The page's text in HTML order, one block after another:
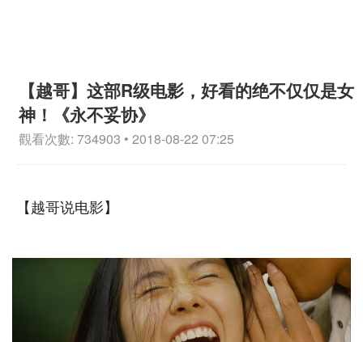
【越哥】这部R级电影，好看的绝不仅仅是女
神！《永不妥协》
觀看次數: 734903 • 2018-08-22 07:25
【越哥说电影】